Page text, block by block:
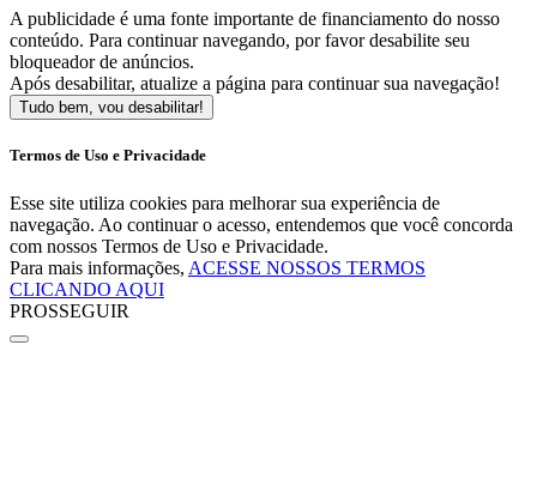
A publicidade é uma fonte importante de financiamento do nosso
conteúdo. Para continuar navegando, por favor desabilite seu
bloqueador de anúncios.
Após desabilitar, atualize a página para continuar sua navegação!
Tudo bem, vou desabilitar!
Termos de Uso e Privacidade
Esse site utiliza cookies para melhorar sua experiência de
navegação. Ao continuar o acesso, entendemos que você concorda
com nossos Termos de Uso e Privacidade.
Para mais informações, ACESSE NOSSOS TERMOS
CLICANDO AQUI
PROSSEGUIR